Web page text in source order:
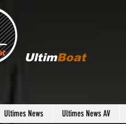
UltimBoat
Ultimes News Ultimes News AV